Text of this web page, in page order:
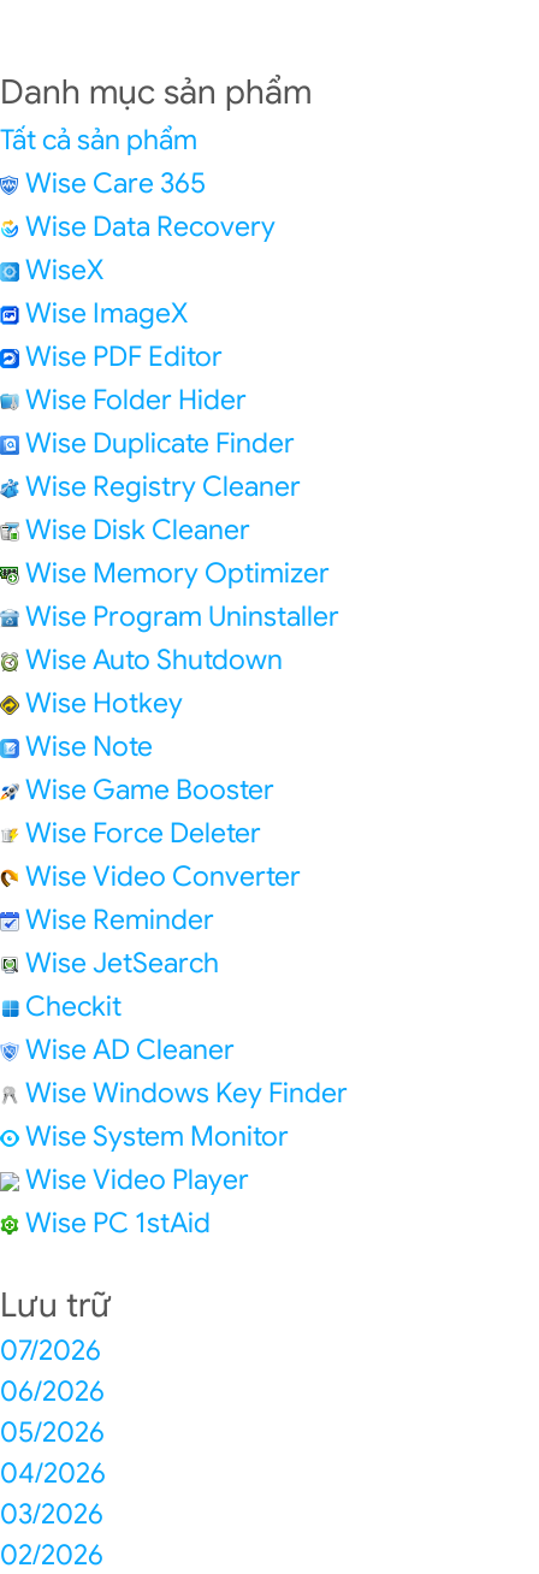
Danh mục sản phẩm
Tất cả sản phẩm
Wise Care 365
Wise Data Recovery
WiseX
Wise ImageX
Wise PDF Editor
Wise Folder Hider
Wise Duplicate Finder
Wise Registry Cleaner
Wise Disk Cleaner
Wise Memory Optimizer
Wise Program Uninstaller
Wise Auto Shutdown
Wise Hotkey
Wise Note
Wise Game Booster
Wise Force Deleter
Wise Video Converter
Wise Reminder
Wise JetSearch
Checkit
Wise AD Cleaner
Wise Windows Key Finder
Wise System Monitor
Wise Video Player
Wise PC 1stAid
Lưu trữ
07/2026
06/2026
05/2026
04/2026
03/2026
02/2026